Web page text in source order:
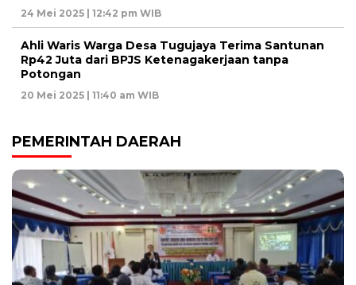
24 Mei 2025 | 12:42 pm WIB
Ahli Waris Warga Desa Tugujaya Terima Santunan
Rp42 Juta dari BPJS Ketenagakerjaan tanpa
Potongan
20 Mei 2025 | 11:40 am WIB
PEMERINTAH DAERAH